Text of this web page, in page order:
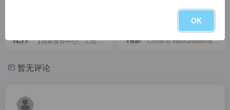
【国家反诈中心、工信部反诈中心、中国电信联合提醒】
Fresh Background Gradients
Come to WebGradients.com for 180 beautiful linear gradients in CSS3, Photoshop and Sketch. This collection is curated by top designers and totally free.
暂无评论
OK